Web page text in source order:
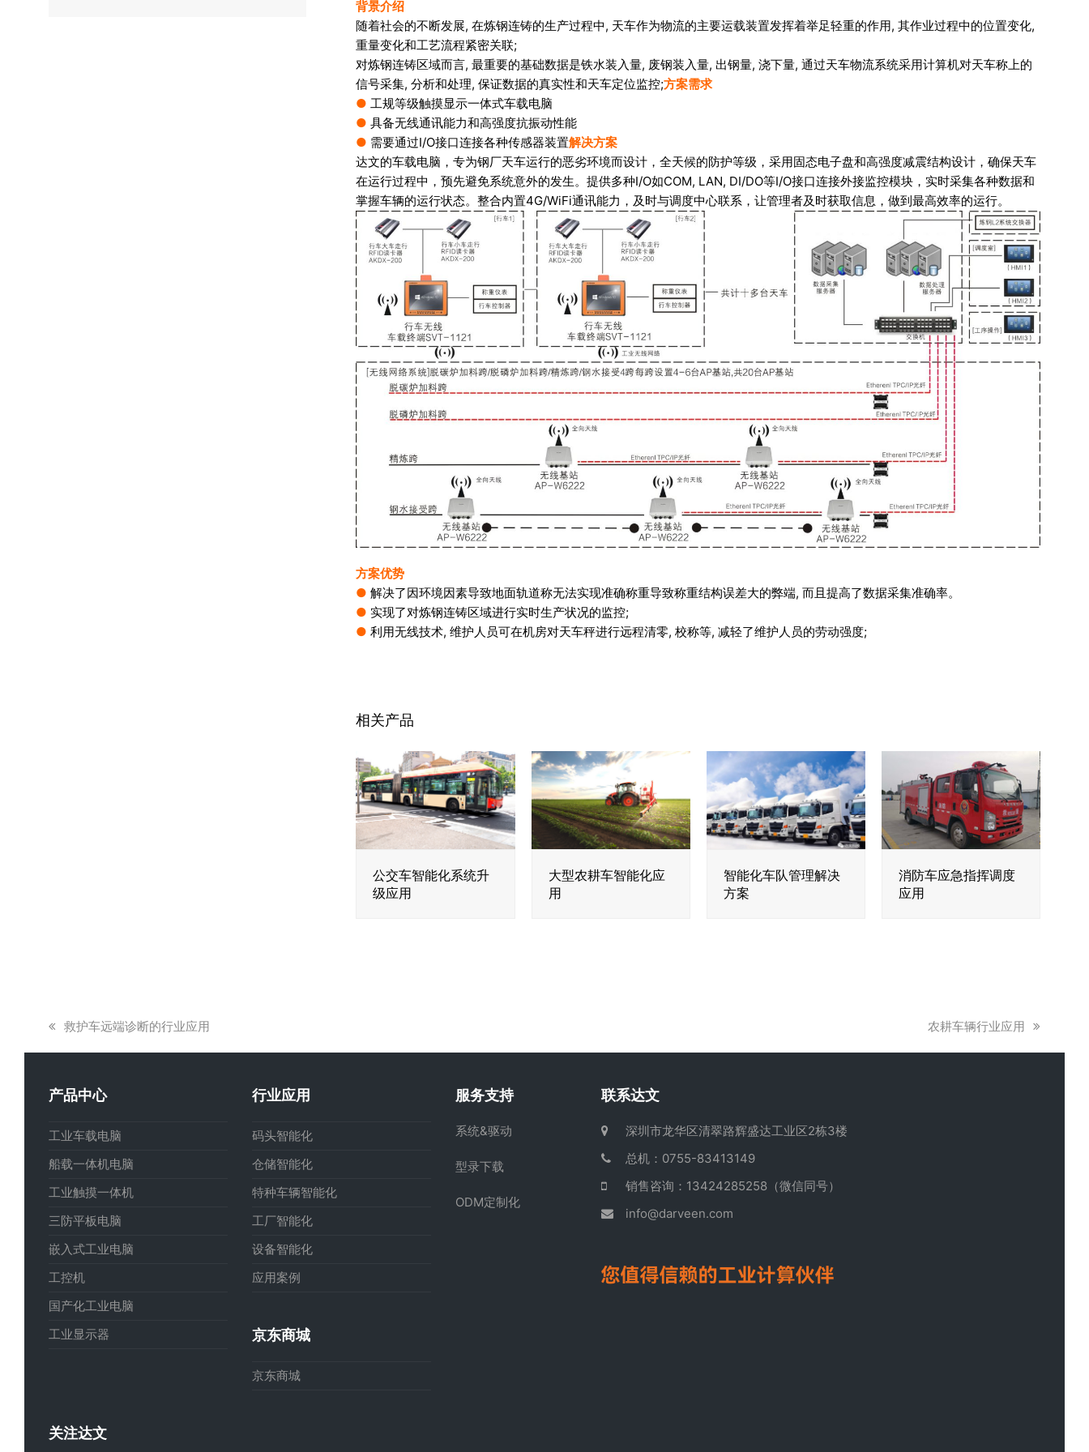
背景介绍
随着社会的不断发展, 在炼钢连铸的生产过程中, 天车作为物流的主要运载装置发挥着举足轻重的作用, 其作业过程中的位置变化,
重量变化和工艺流程紧密关联;
对炼钢连铸区域而言, 最重要的基础数据是铁水装入量, 废钢装入量, 出钢量, 浇下量, 通过天车物流系统采用计算机对天车称上的
信号采集, 分析和处理, 保证数据的真实性和天车定位监控;方案需求
●工规等级触摸显示一体式车载电脑
●具备无线通讯能力和高强度抗振动性能
● 需要通过I/O接口连接各种传感器装置解决方案
达文的车载电脑，专为钢厂天车运行的恶劣环境而设计，全天候的防护等级，采用固态电子盘和高强度减震结构设计，确保天车
在运行过程中，预先避免系统意外的发生。提供多种I/O如COM, LAN, DI/DO等I/O接口连接外接监控模块，实时采集各种数据和
掌握车辆的运行状态。整合内置4G/WiFi通讯能力，及时与调度中心联系，让管理者及时获取信息，做到最高效率的运行。
方案优势
●解决了因环境因素导致地面轨道称无法实现准确称重导致称重结构误差大的弊端, 而且提高了数据采集准确率。
●实现了对炼钢连铸区域进行实时生产状况的监控;
●利用无线技术, 维护人员可在机房对天车秤进行远程清零, 校称等, 减轻了维护人员的劳动强度;
相关产品
公交车智能化系统升
级应用
大型农耕车智能化应
用
智能化车队管理解决
方案
消防车应急指挥调度
应用
上
章:
救护车远端诊断的行业应用
下
农耕车辆行业应用
产品中心
工业车载电脑
船载一体机电脑
工业触摸一体机
三防平板电脑
嵌入式工业电脑
工控机
国产化工业电脑
工业显示器
行业应用
码头智能化
仓储智能化
特种车辆智能化
工厂智能化
设备智能化
应用案例
京东商城
京东商城
服务支持
系统&驱动
型录下载
ODM定制化
联系达文
深圳市龙华区清翠路辉盛达工业区2栋3楼
总机：0755-83413149
销售咨询：13424285258（微信同号）
info@darveen.com
关注达文